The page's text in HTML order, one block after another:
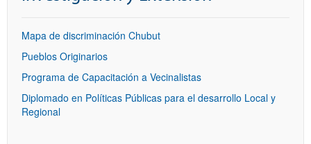
Mapa de discriminación Chubut
Pueblos Originarios
Programa de Capacitación a Vecinalistas
Diplomado en Políticas Públicas para el desarrollo Local y
Regional